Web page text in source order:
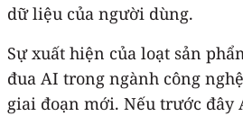
dữ liệu của người dùng.
Sự xuất hiện của loạt sản
đua AI trong ngành công
giai đoạn mới. Nếu trước đây